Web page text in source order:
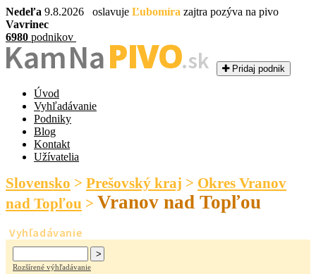
Nedeľa 9.8.2026 oslavuje Ľubomíra zajtra pozýva na pivo
Vavrinec
6980 podnikov
Kam NaPIVO.sk Pridaj podnik
Úvod
Vyhľadávanie
Podniky
Blog
Kontakt
Užívatelia
Slovensko > Prešovský kraj > Okres Vranov
nad Topľou > Vranov nad Topľou
Vyhľadávanie
Rozšírené výhľadávanie